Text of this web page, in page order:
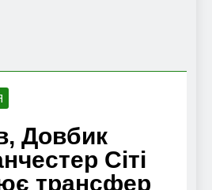
Довбик
Сіті
трансфер